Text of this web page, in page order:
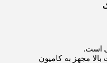
مجهز به کامیون